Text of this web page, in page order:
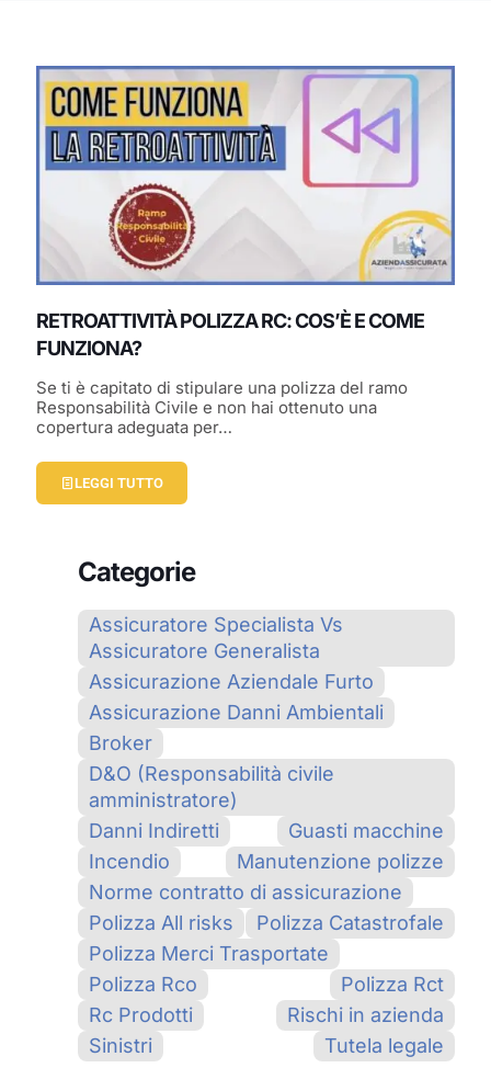
RETROATTIVITÀ POLIZZA RC: COS’È E COME
FUNZIONA?
Se ti è capitato di stipulare una polizza del ramo
Responsabilità Civile e non hai ottenuto una
copertura adeguata per…
LEGGI TUTTO
Categorie
Assicuratore Specialista Vs
Assicuratore Generalista
Assicurazione Aziendale Furto
Assicurazione Danni Ambientali
Broker
D&O (Responsabilità civile
amministratore)
Danni Indiretti
Guasti macchine
Incendio
Manutenzione polizze
Norme contratto di assicurazione
Polizza All risks
Polizza Catastrofale
Polizza Merci Trasportate
Polizza Rco
Polizza Rct
Rc Prodotti
Rischi in azienda
Sinistri
Tutela legale